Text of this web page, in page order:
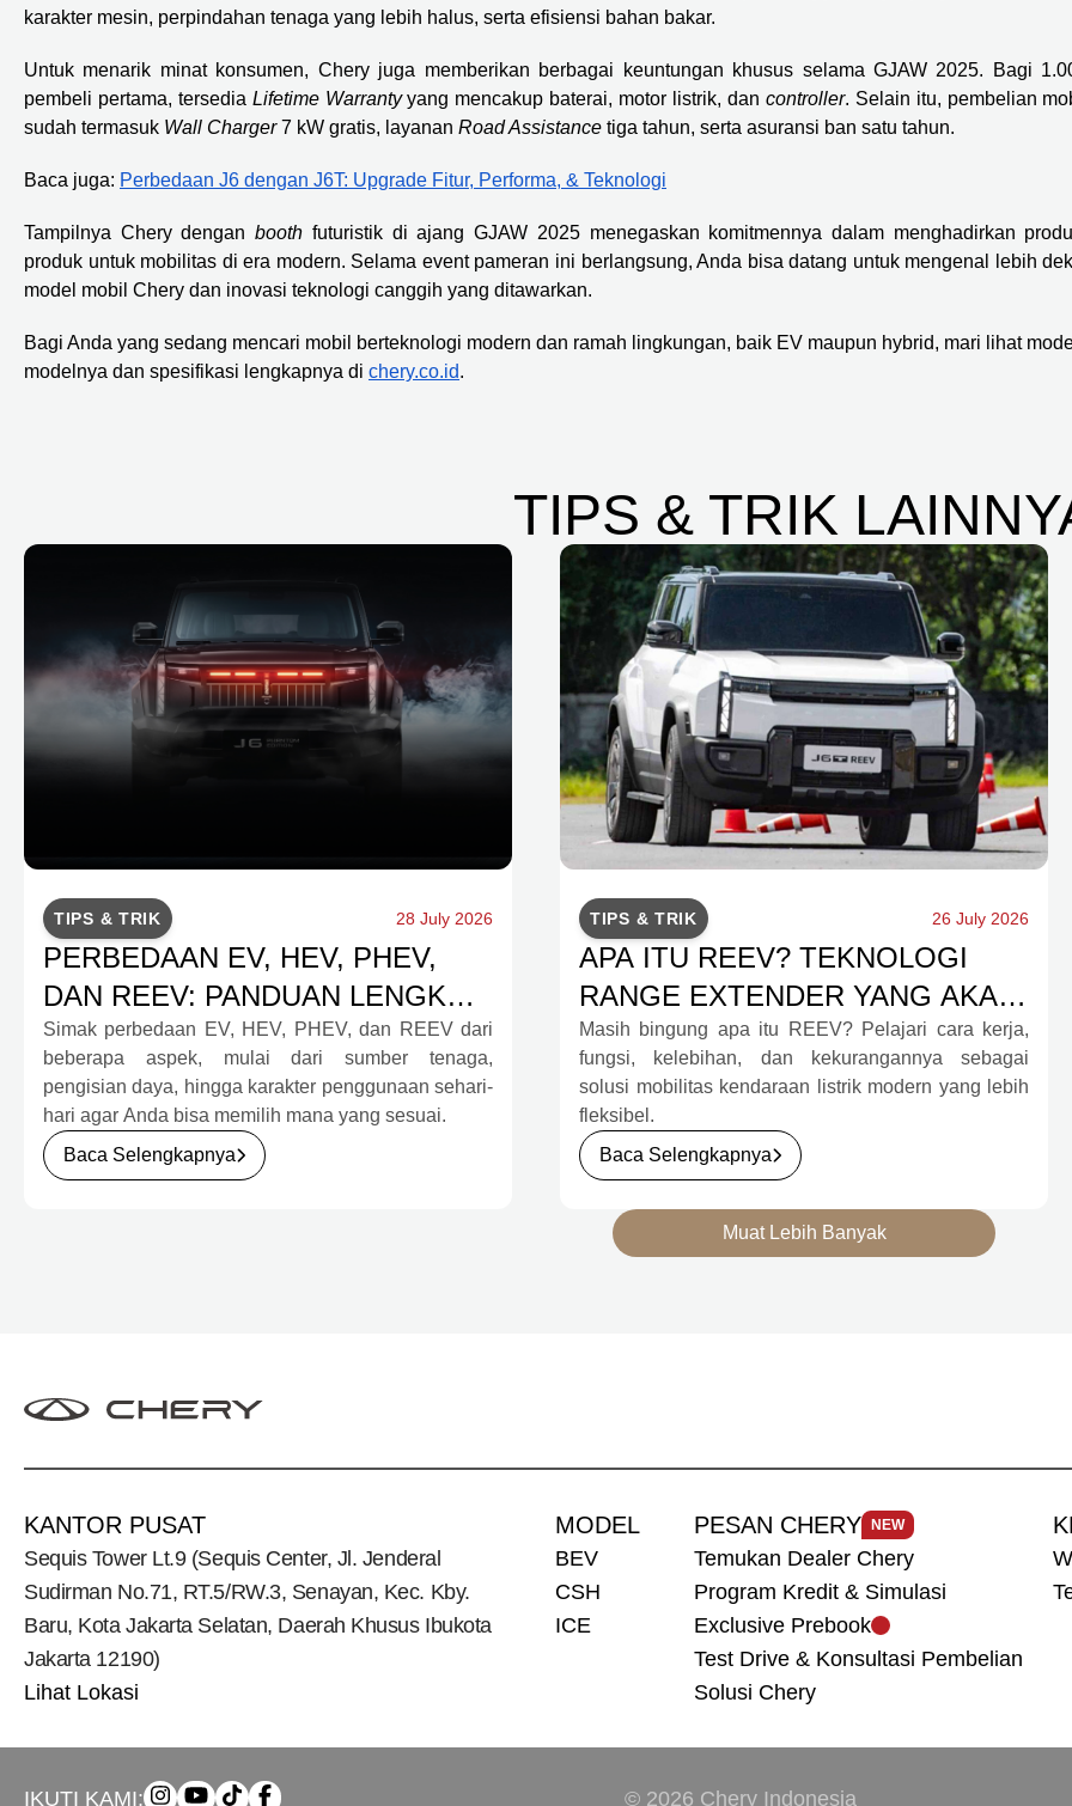
karakter mesin, perpindahan tenaga yang lebih halus, serta efisiensi bahan bakar.
Untuk menarik minat konsumen, Chery juga memberikan berbagai keuntungan khusus selama GJAW 2025. Bagi
pembeli pertama, tersedia Lifetime Warrantyyang mencakup baterai, motor listrik, dan controller. Selain itu, pembelian
sudah termasuk Wall Charger7 kW gratis, layanan Road Assistance tiga tahun, serta asuransi ban satu tahun.
Baca juga: Perbedaan J6 dengan J6T: Upgrade Fitur, Performa, & Teknologi
Tampilnya Chery denganbooth futuristik di ajang GJAW 2025 menegaskan komitmennya dalam menghadirkan
produk untuk mobilitas di era modern. Selama event pameran ini berlangsung, Anda bisa datang untuk mengenal lebih
model mobil Chery dan inovasi teknologi canggih yang ditawarkan.
Bagi Anda yang sedang mencari mobil berteknologi modern dan ramah lingkungan, baik EV maupun hybrid, mari lihat
modelnya dan spesifikasi lengkapnya di chery.co.id.
TIPS & TRIK
TIPS & TRIK 28 July 2026
PERBEDAAN EV, HEV, PHEV,
DAN REEV: PANDUAN LENGKAP
UNTUK CALON PEMBELI
Simak perbedaan EV, HEV, PHEV, dan REEV dari
beberapa aspek, mulai dari sumber tenaga,
pengisian daya, hingga karakter penggunaan sehari-
hari agar Anda bisa memilih mana yang sesuai.
Baca Selengkapnya
TIPS & TRIK 26 July 2026
APA ITU REEV? TEKNOLOGI
RANGE EXTENDER YANG AKAN
MENGUBAH MOBILITAS EV
INDONESIA
Masih bingung apa itu REEV? Pelajari cara kerja,
fungsi, kelebihan, dan kekurangannya sebagai
solusi mobilitas kendaraan listrik modern yang lebih
fleksibel.
Baca Selengkapnya
Muat Lebih Banyak
KANTOR PUSAT
Sequis Tower Lt.9 (Sequis Center, Jl. Jenderal
Sudirman No.71, RT.5/RW.3, Senayan, Kec. Kby.
Baru, Kota Jakarta Selatan, Daerah Khusus Ibukota
Jakarta 12190)
Lihat Lokasi
MODEL
BEV
CSH
ICE
PESAN CHERY NEW
Temukan Dealer Chery
Program Kredit & Simulasi
Exclusive Prebook
Test Drive & Konsultasi Pembelian
Solusi Chery
IKUTI KAMI: © 2026 Chery Indonesia